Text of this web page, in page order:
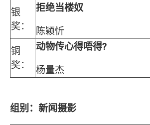
银
奖：
拒绝当楼奴
陈颖忻
铜
奖：
动物传心得唔得?
杨量杰
组别：新闻摄影